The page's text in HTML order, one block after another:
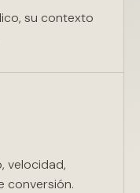
su contexto
velocidad,
conversión.